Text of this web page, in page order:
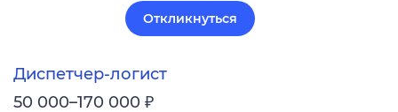
Откликнуться
Диспетчер-логист
50 000–170 000 ₽